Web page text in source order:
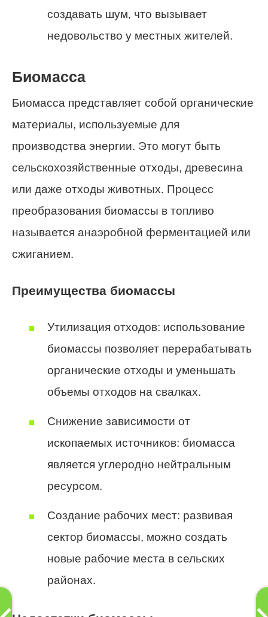
создавать шум, что вызывает
недовольство у местных жителей.
Биомасса
Биомасса представляет собой органические
материалы, используемые для
производства энергии. Это могут быть
сельскохозяйственные отходы, древесина
или даже отходы животных. Процесс
преобразования биомассы в топливо
называется анаэробной ферментацией или
сжиганием.
Преимущества биомассы
Утилизация отходов: использование
биомассы позволяет перерабатывать
органические отходы и уменьшать
объемы отходов на свалках.
Снижение зависимости от
ископаемых источников: биомасса
является углеродно нейтральным
ресурсом.
Создание рабочих мест: развивая
сектор биомассы, можно создать
новые рабочие места в сельских
районах.